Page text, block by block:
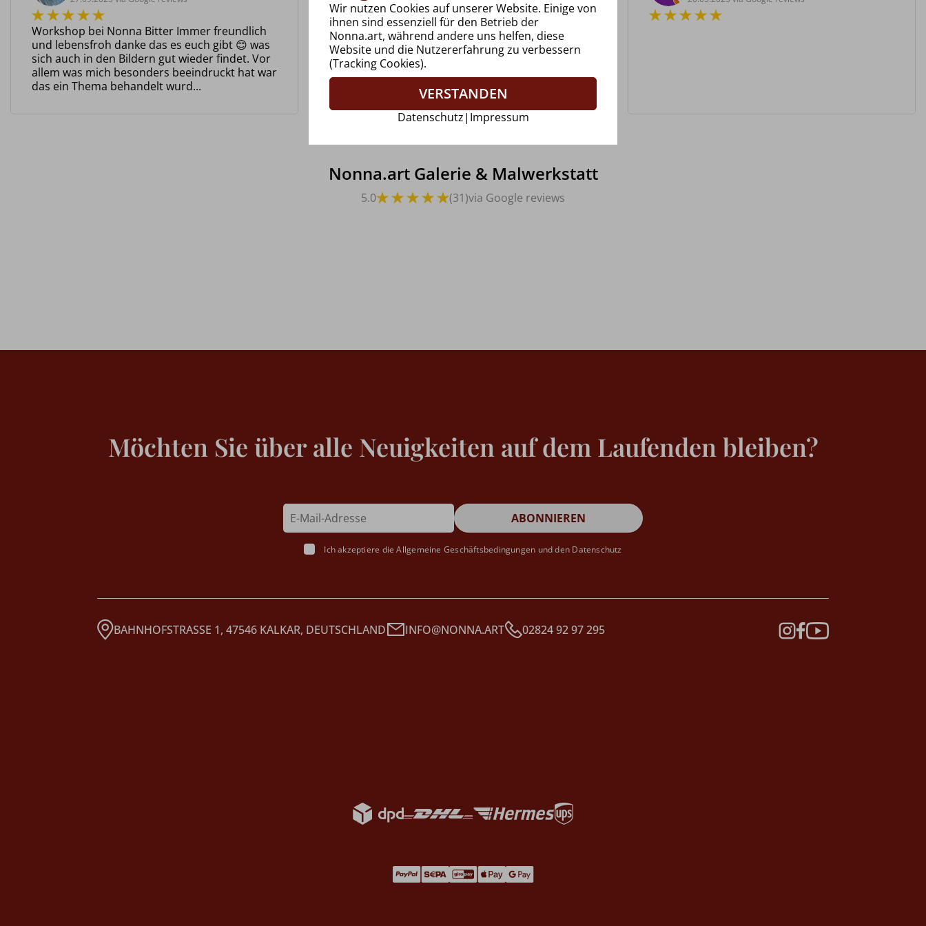
Workshop bei Nonna Bitter Immer freundlich
und lebensfroh danke das es euch gibt 😊 was
sich auch in den Bildern gut wieder findet. Vor
allem was mich besonders beeindruckt hat war
das ein Thema behandelt wurd...
Nonna.art Galerie & Malwerkstatt
5.0 (31)via Google reviews
Wir nutzen Cookies auf unserer Website. Einige von
ihnen sind essenziell für den Betrieb der
Nonna.art, während andere uns helfen, diese
Website und die Nutzererfahrung zu verbessern
(Tracking Cookies).
VERSTANDEN
Datenschutz| Impressum
Möchten Sie über alle Neuigkeiten auf dem Laufenden bleiben?
Ich akzeptiere dieAllgemeine Geschäftsbedingungen und den Datenschutz
BAHNHOFSTRASSE 1, 47546 KALKAR, DEUTSCHLAND INFO@NONNA.ART 02824 92 97 295